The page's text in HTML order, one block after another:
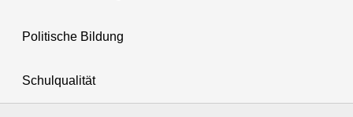
Politische Bildung
Schulqualität